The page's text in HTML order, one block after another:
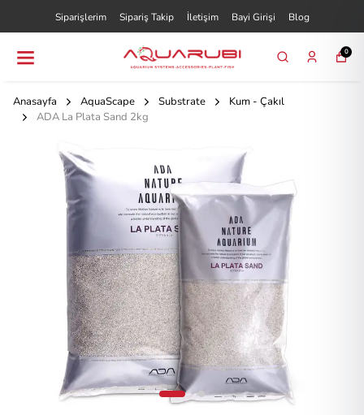
Siparişlerim Sipariş Takip İletişim Bayi Girişi Blog
0
Anasayfa AquaScape Substrate
Kum - Çakıl
ADA La Plata Sand 2kg